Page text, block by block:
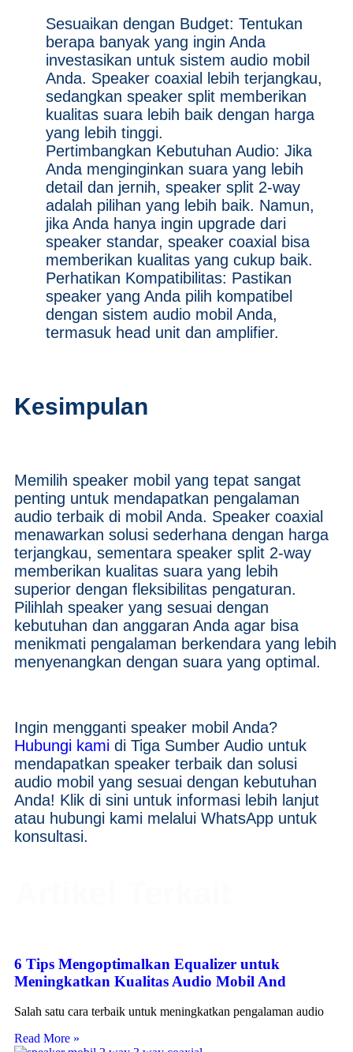
Sesuaikan dengan Budget: Tentukan
berapa banyak yang ingin Anda
investasikan untuk sistem audio mobil
Anda. Speaker coaxial lebih terjangkau,
sedangkan speaker split memberikan
kualitas suara lebih baik dengan harga
yang lebih tinggi.
Pertimbangkan Kebutuhan Audio: Jika
Anda menginginkan suara yang lebih
detail dan jernih, speaker split 2-way
adalah pilihan yang lebih baik. Namun,
jika Anda hanya ingin upgrade dari
speaker standar, speaker coaxial bisa
memberikan kualitas yang cukup baik.
Perhatikan Kompatibilitas: Pastikan
speaker yang Anda pilih kompatibel
dengan sistem audio mobil Anda,
termasuk head unit dan amplifier.
Kesimpulan
Memilih speaker mobil yang tepat sangat
penting untuk mendapatkan pengalaman
audio terbaik di mobil Anda. Speaker coaxial
menawarkan solusi sederhana dengan harga
terjangkau, sementara speaker split 2-way
memberikan kualitas suara yang lebih
superior dengan fleksibilitas pengaturan.
Pilihlah speaker yang sesuai dengan
kebutuhan dan anggaran Anda agar bisa
menikmati pengalaman berkendara yang lebih
menyenangkan dengan suara yang optimal.
Ingin mengganti speaker mobil Anda?
Hubungi kami di Tiga Sumber Audio untuk
mendapatkan speaker terbaik dan solusi
audio mobil yang sesuai dengan kebutuhan
Anda! Klik di sini untuk informasi lebih lanjut
atau hubungi kami melalui WhatsApp untuk
konsultasi.
6 Tips Mengoptimalkan Equalizer untuk
Meningkatkan Kualitas Audio Mobil And
Salah satu cara terbaik untuk meningkatkan pengalaman audio
Read More »